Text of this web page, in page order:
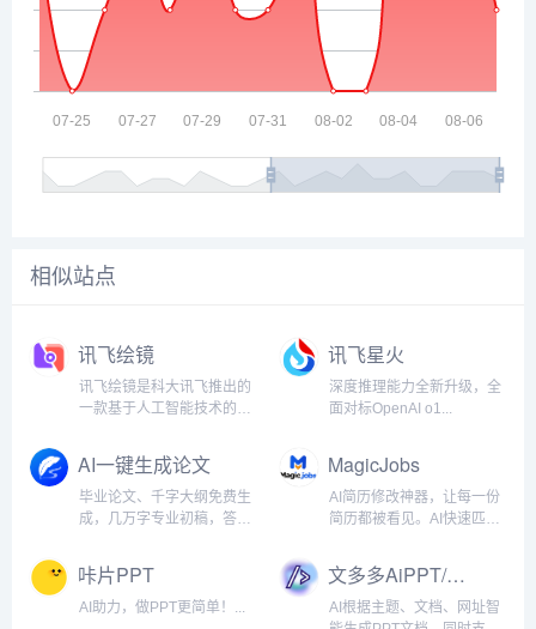
相似站点
讯飞绘镜
讯飞绘镜是科大讯飞推出的
一款基于人工智能技术的AI
频创作流程，帮助用户将创
意快速转化为高质量的视频
内容。...
讯飞星火
深度推理能力全新升级，全
面对标OpenAI o1...
AI一键生成论文
毕业论文、千字大纲免费生
成，几万字专业初稿，答辩
师要求无限改稿！...
MagicJobs
AI简历修改神器，让每一份
简历都被看见。AI快速匹配
动优化简历，生成优秀简历
模板并支持导出，提高简历
通过率。...
咔片PPT
AI助力，做PPT更简单！...
文多多AiPPT/免费生成
AI根据主题、文档、网址智